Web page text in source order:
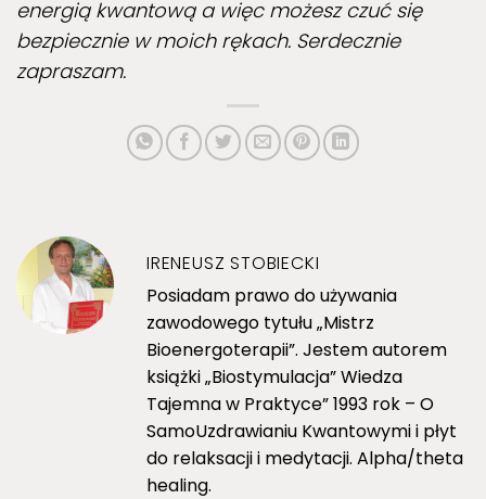
energią kwantową a więc możesz czuć się
bezpiecznie w moich rękach. Serdecznie
zapraszam.
IRENEUSZ STOBIECKI
Posiadam prawo do używania
zawodowego tytułu „Mistrz
Bioenergoterapii”. Jestem autorem
książki „Biostymulacja” Wiedza
Tajemna w Praktyce” 1993 rok – O
SamoUzdrawianiu Kwantowymi i płyt
do relaksacji i medytacji. Alpha/theta
healing.